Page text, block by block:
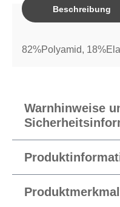
Beschreibung
82%Polyamid,
Warnhinweise